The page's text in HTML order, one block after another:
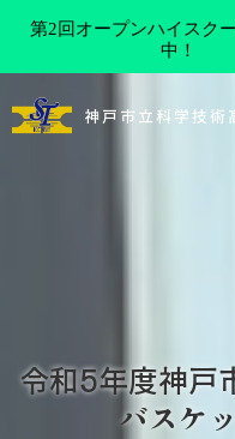
神戸市立科学技術
令和5年度神戸
バスケ
第2回オープンハイスク
中！